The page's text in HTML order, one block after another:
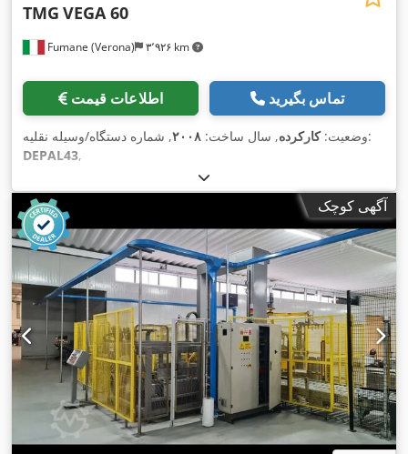
Fumane (Verona) ۳٬۹۲۶ km
TMG VEGA 60
اطلاعات قیمت تماس بگیرید
وضعیت:کارکرده, سال ساخت: ۲۰۰۸
, شماره دستگاه/وسیله نقلیه:
DEPAL43,
آگهی کوچک